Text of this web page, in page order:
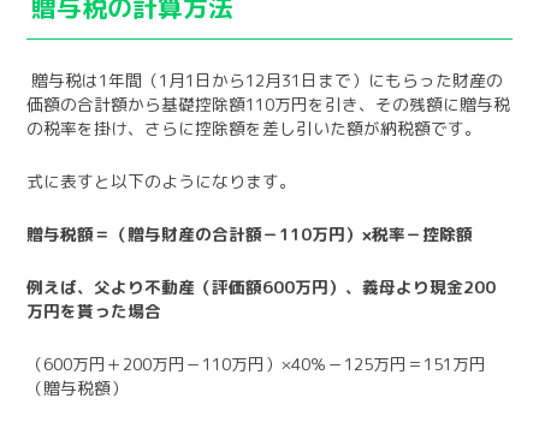
贈与税の計算方法
贈与税は1年間（1月1日から12月31日まで）にもらった財産の
価額の合計額から基礎控除額110万円を引き、その残額に贈与税
の税率を掛け、さらに控除額を差し引いた額が納税額です。
式に表すと以下のようになります。
贈与税額＝（贈与財産の合計額－110万円）×税率－控除額
例えば、父より不動産（評価額600万円）、義母より現金200
万円を貰った場合
（600万円＋200万円－110万円）×40％－125万円＝151万円
（贈与税額）